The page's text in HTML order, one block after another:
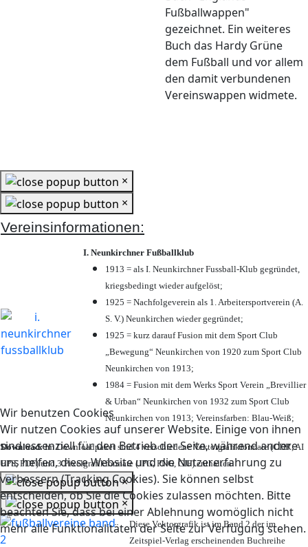
Wir benutzen Cookies
Wir nutzen Cookies auf unserer Website. Einige von ihnen
sind essenziell für den Betrieb der Seite, während andere
uns helfen, diese Website und die Nutzererfahrung zu
verbessern (Tracking Cookies). Sie können selbst
entscheiden, ob Sie die Cookies zulassen möchten. Bitte
beachten Sie, dass bei einer Ablehnung womöglich nicht
mehr alle Funktionalitäten der Seite zur Verfügung stehen.
Fußballwappen"
gezeichnet. Ein weiteres
Buch das Hardy Grüne
dem Fußball und vor allem
den damit verbundenen
Vereinswappen widmete.
×
×
Vereinsinformationen:
I. Neunkirchner Fußballklub
1913 = als I. Neunkirchner Fussball-Klub gegründet,
kriegsbedingt wieder aufgelöst;
1925 = Nachfolgeverein als 1. Arbeitersportverein (A.
S. V.) Neunkirchen wieder gegründet;
1925 = kurz darauf Fusion mit dem Sport Club
„Bewegung“ Neunkirchen von 1920 zum Sport Club
Neunkirchen von 1913;
1984 = Fusion mit dem Werks Sport Verein „Brevillier
& Urban“ Neunkirchen von 1932 zum Sport Club
Neunkirchen von 1913; Vereinsfarben: Blau-Weiß;
Download:Im Downloadpaket sind 4 verschiedene Vektorgrafikformate (CDR, AI
EPS, PDF) und 3 Pixelgrafikformate (JPG, PNG, GIF) enthalten.
×
×
Diese Vektorgrafik ist im Band 2 der im
Zeitspiel-Verlag erscheinenden Buchreihe